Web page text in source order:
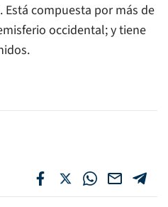
Está compuesta por más de
occidental; y tiene